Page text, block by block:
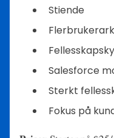
Stiende
Fellesskapsky
Salesforce
Sterkt
Fokus på